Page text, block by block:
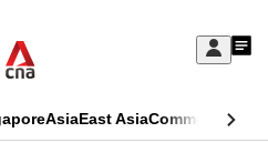
Sign
My
AsiaEast AsiaCommentary